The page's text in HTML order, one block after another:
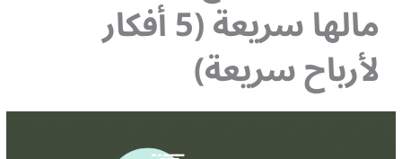
مالها سريعة (5 أفكار
لأرباح سريعة)